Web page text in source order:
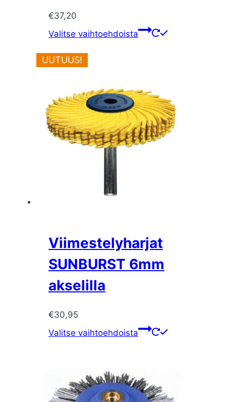
€37,20
Valitse vaihtoehdoista
Tällä
Voit
tehdä
valinnat
UUTUUS!
Viimestelyharjat
SUNBURST 6mm
akselilla
€30,95
Valitse vaihtoehdoista
Tällä
Voit